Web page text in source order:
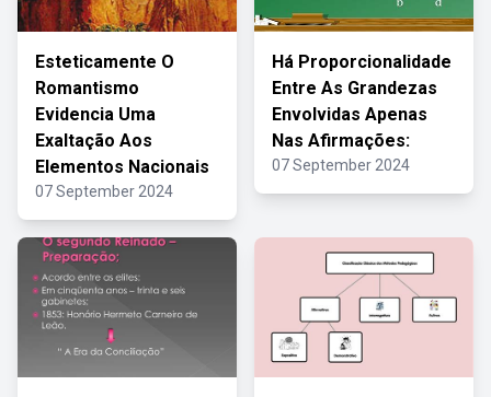
Esteticamente O
Romantismo
Evidencia Uma
Exaltação Aos
Elementos Nacionais
07 September 2024
Há Proporcionalidade
Entre As Grandezas
Envolvidas Apenas
Nas Afirmações:
07 September 2024